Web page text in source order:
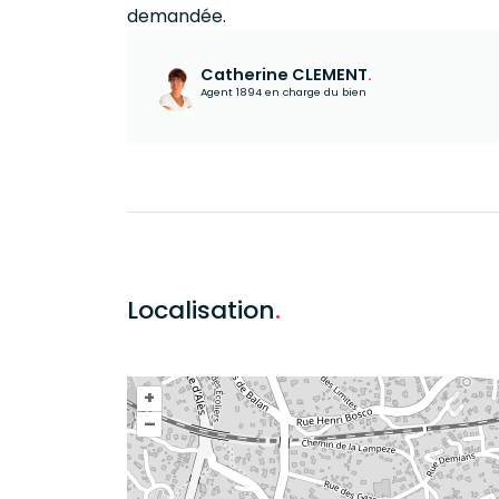
demandée.
Catherine CLEMENT.
Agent 1894 en charge du bien
Localisation.
+
–